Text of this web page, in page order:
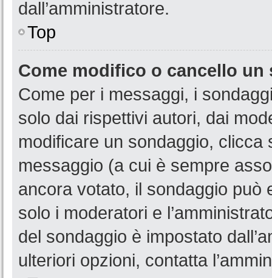
dall’amministratore.
Top
Come modifico o cancello un
Come per i messaggi, i
solo dai rispettivi autori, dai
modificare un sondaggio,
messaggio (a cui è sempre
ancora votato, il sondaggio può
solo i moderatori e
del sondaggio è impostato
ulteriori opzioni, contatta